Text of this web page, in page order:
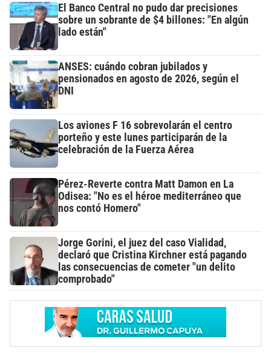
El Banco Central no pudo dar precisiones
sobre un sobrante de $4 billones: "En algún
lado están"
ANSES: cuándo cobran jubilados y
pensionados en agosto de 2026, según el
DNI
Los aviones F 16 sobrevolarán el centro
porteño y este lunes participarán de la
celebración de la Fuerza Aérea
Pérez-Reverte contra Matt Damon en La
Odisea: "No es el héroe mediterráneo que
nos contó Homero"
Jorge Gorini, el juez del caso Vialidad,
declaró que Cristina Kirchner está pagando
las consecuencias de cometer "un delito
comprobado"